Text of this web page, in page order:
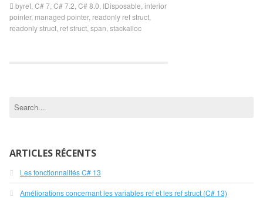
byref C# 7 C# 7.2 C# 8.0 IDisposable interior
pointer, managed pointer, readonly ref struct
readonly struct ref struct span stackalloc
ARTICLES RÉCENTS
Les fonctionnalités C# 13
Améliorations concernant les variables ref et les ref struct (C# 13)